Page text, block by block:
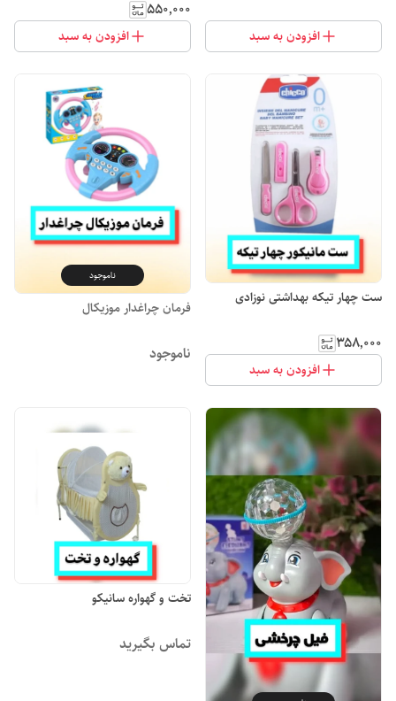
افزودن به سبد
۵۵۰٬۰۰۰
افزودن به سبد
ست چهار تیکه بهداشتی نوزادی
۳۵۸٬۰۰۰
افزودن به سبد
ناموجود
فرمان چراغدار موزیکال
ناموجود
تخت و گهواره سانیکو
تماس بگیرید